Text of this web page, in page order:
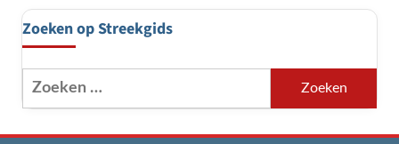
Zoeken op Streekgids
Zoeken
naar: